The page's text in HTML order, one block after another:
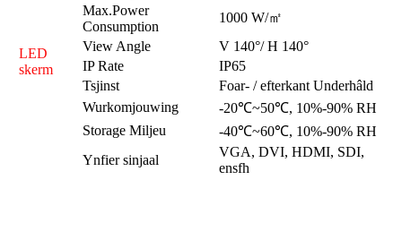
LED
skerm
Max.Power
Consumption
1000 W/㎡
View Angle
V 140°/ H 140°
IP Rate
IP65
Tsjinst
Foar- / efterkant Underhâld
Wurkomjouwing
-20℃~50℃, 10%-90% RH
Storage Miljeu
-40℃~60℃, 10%-90% RH
Ynfier sinjaal
VGA, DVI, HDMI, SDI,
ensfh